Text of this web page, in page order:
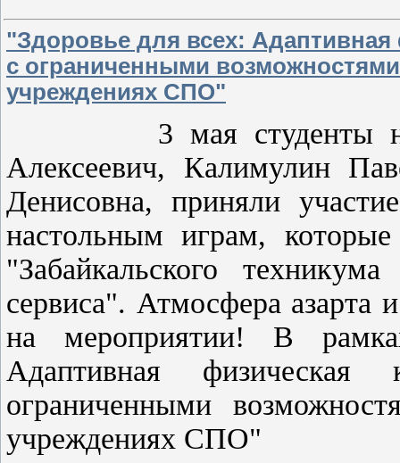
"Здоровье для всех:
с ограниченными
учреждениях СПО"
3 мая студенты
Алексеевич, Калимулин
Денисовна, приняли
настольным играм,
"Забайкальского
сервиса". Атмосфера азарта
на мероприятии! В
Адаптивная
ограниченными
учреждениях СПО"